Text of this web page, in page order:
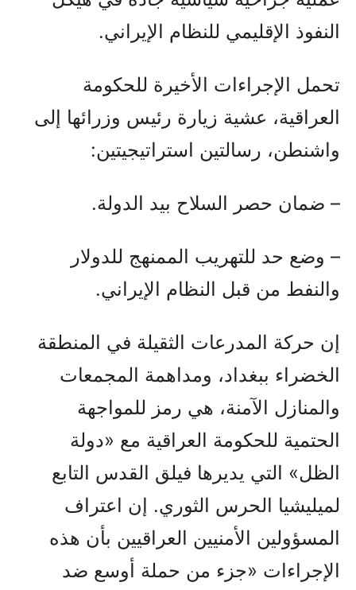
النفوذ الإقليمي للنظام الإيراني.
تحمل الإجراءات الأخيرة للحكومة
العراقية، عشية زيارة رئيس وزرائها إلى
واشنطن، رسالتين استراتيجيتين:
– ضمان حصر السلاح بيد الدولة.
– وضع حد للتهريب الممنهج للدولار
والنفط من قبل النظام الإيراني.
إن حركة المدرعات الثقيلة في المنطقة
الخضراء ببغداد، ومداهمة المجمعات
والمنازل الآمنة، هي رمز للمواجهة
الحتمية للحكومة العراقية مع «دولة
الظل» التي يديرها فيلق القدس التابع
لميليشيا الحرس الثوري. إن اعتراف
المسؤولين الأمنيين العراقيين بأن هذه
الإجراءات «جزء من حملة أوسع ضد